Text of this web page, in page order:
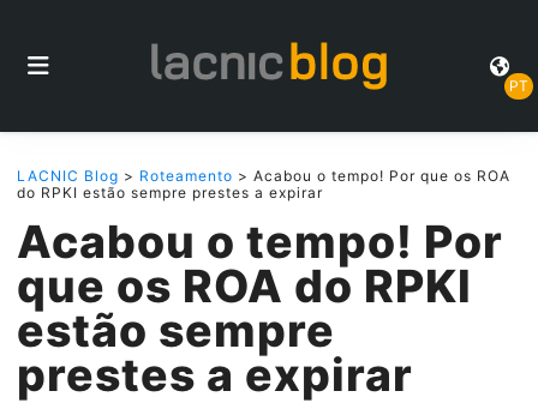
PT
LACNIC Blog > Roteamento > Acabou o tempo! Por que os ROA
do RPKI estão sempre prestes a expirar
Acabou o tempo! Por
que os ROA do RPKI
estão sempre
prestes a expirar